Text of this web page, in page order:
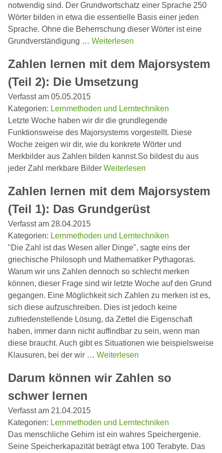
notwendig sind. Der Grundwortschatz einer Sprache 250
Wörter bilden in etwa die essentielle Basis einer jeden
Sprache. Ohne die Beherrschung dieser Wörter ist eine
Grundverständigung … Weiterlesen
Zahlen lernen mit dem Majorsystem
(Teil 2): Die Umsetzung
Verfasst am 05.05.2015
Kategorien: Lernmethoden und Lerntechniken
Letzte Woche haben wir dir die grundlegende
Funktionsweise des Majorsystems vorgestellt. Diese
Woche zeigen wir dir, wie du konkrete Wörter und
Merkbilder aus Zahlen bilden kannst.So bildest du aus
jeder Zahl merkbare Bilder Weiterlesen
Zahlen lernen mit dem Majorsystem
(Teil 1): Das Grundgerüst
Verfasst am 28.04.2015
Kategorien: Lernmethoden und Lerntechniken
"Die Zahl ist das Wesen aller Dinge", sagte eins der
griechische Philosoph und Mathematiker Pythagoras.
Warum wir uns Zahlen dennoch so schlecht merken
können, dieser Frage sind wir letzte Woche auf den Grund
gegangen. Eine Möglichkeit sich Zahlen zu merken ist es,
sich diese aufzuschreiben. Dies ist jedoch keine
zufriedenstellende Lösung, da Zettel die Eigenschaft
haben, immer dann nicht auffindbar zu sein, wenn man
diese braucht. Auch gibt es Situationen wie beispielsweise
Klausuren, bei der wir … Weiterlesen
Darum können wir Zahlen so
schwer lernen
Verfasst am 21.04.2015
Kategorien: Lernmethoden und Lerntechniken
Das menschliche Gehirn ist ein wahres Speichergenie.
Seine Speicherkapazität beträgt etwa 100 Terabyte. Das